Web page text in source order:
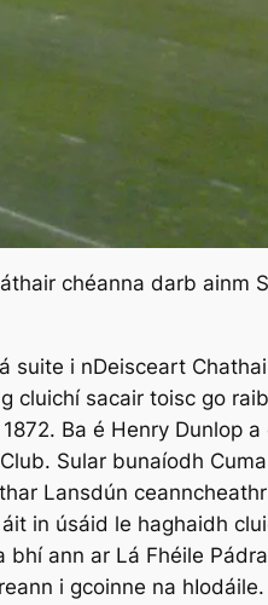
chéanna darb ainm
suite i nDeisceart
cluichí sacair toisc go
Ba é Henry Dunlop a
Sular bunaíodh
Lansdún
in úsáid le haghaidh
ann ar Lá Fhéile
i gcoinne na